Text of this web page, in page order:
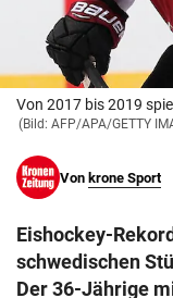
© Krone Multimedia
Muthgasse 2, 1190
Von 2017 bis 2019
(Bild: AFP/APA/GETTY
Von krone Sport
Eishockey-
schwedischen
Der 36-Jährige